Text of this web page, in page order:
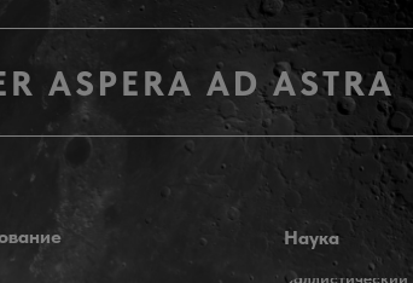
AD ASTRA
Наука
Баллистический